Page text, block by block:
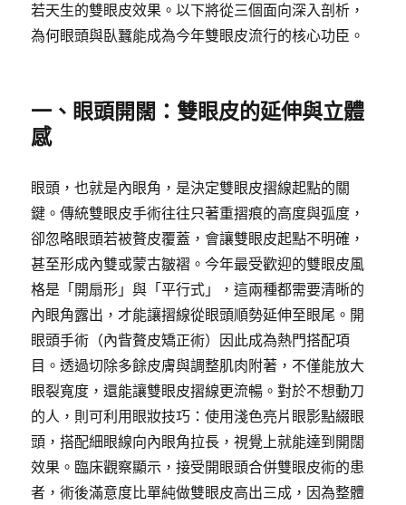
若天生的雙眼皮效果。以下將從三個面向深入剖析，
為何眼頭與臥蠶能成為今年雙眼皮流行的核心功臣。
一、眼頭開闊：雙眼皮的延伸與立體
感
眼頭，也就是內眼角，是決定雙眼皮摺線起點的關
鍵。傳統雙眼皮手術往往只著重摺痕的高度與弧度，
卻忽略眼頭若被贅皮覆蓋，會讓雙眼皮起點不明確，
甚至形成內雙或蒙古皺褶。今年最受歡迎的雙眼皮風
格是「開扇形」與「平行式」，這兩種都需要清晰的
內眼角露出，才能讓摺線從眼頭順勢延伸至眼尾。開
眼頭手術（內眥贅皮矯正術）因此成為熱門搭配項
目。透過切除多餘皮膚與調整肌肉附著，不僅能放大
眼裂寬度，還能讓雙眼皮摺線更流暢。對於不想動刀
的人，則可利用眼妝技巧：使用淺色亮片眼影點綴眼
頭，搭配細眼線向內眼角拉長，視覺上就能達到開闊
效果。臨床觀察顯示，接受開眼頭合併雙眼皮術的患
者，術後滿意度比單純做雙眼皮高出三成，因為整體